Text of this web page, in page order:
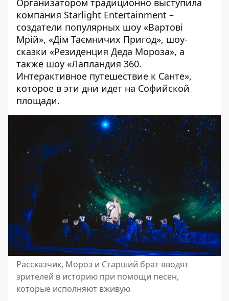
Организатором традиционно выступила
компания Starlight Entertainment –
создатели популярных шоу «Вартові
Мрій», «Дім Таємничих Пригод», шоу-
сказки «Резиденция Деда Мороза», а
также шоу «Лапландия 360.
Интерактивное путешествие к Санте»,
которое в эти дни идет на Софийской
площади.
Рассказчик, Мороз и Старший брат вводят
зрителей в историю при помощи песен,
которые исполняют вживую